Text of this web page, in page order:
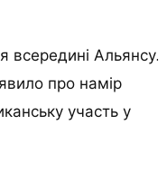
всередині Альянсу.
про намір
участь у